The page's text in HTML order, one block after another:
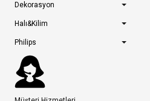
Dekorasyon
Halı&Kilim
Philips